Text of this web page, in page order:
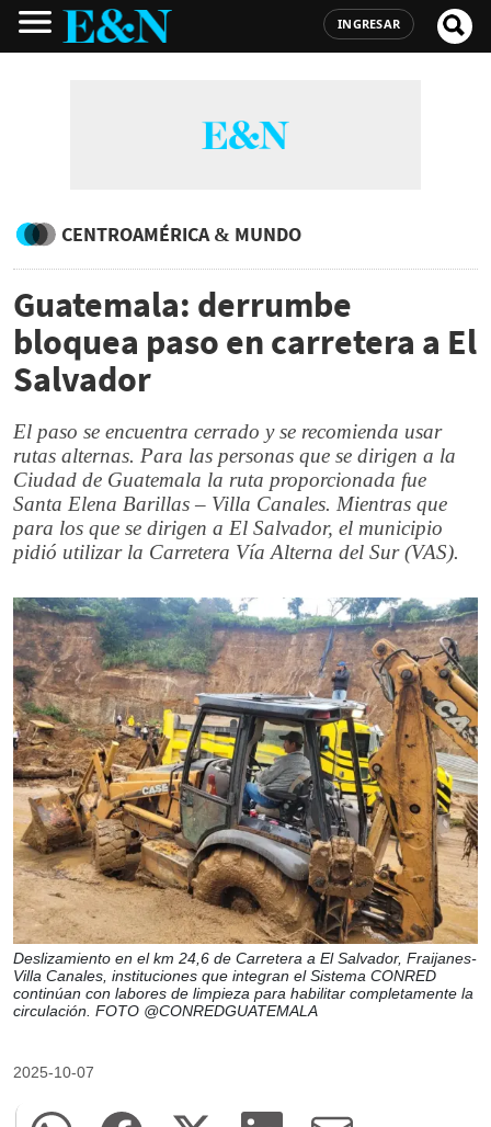
INGRESAR
CENTROAMÉRICA & MUNDO
Guatemala: derrumbe
bloquea paso en carretera a El
Salvador
El paso se encuentra cerrado y se recomienda usar
rutas alternas. Para las personas que se dirigen a la
Ciudad de Guatemala la ruta proporcionada fue
Santa Elena Barillas – Villa Canales. Mientras que
para los que se dirigen a El Salvador, el municipio
pidió utilizar la Carretera Vía Alterna del Sur (VAS).
Deslizamiento en el km 24,6 de Carretera a El Salvador, Fraijanes-
Villa Canales, instituciones que integran el Sistema CONRED
continúan con labores de limpieza para habilitar completamente la
circulación. FOTO @CONREDGUATEMALA
2025-10-07